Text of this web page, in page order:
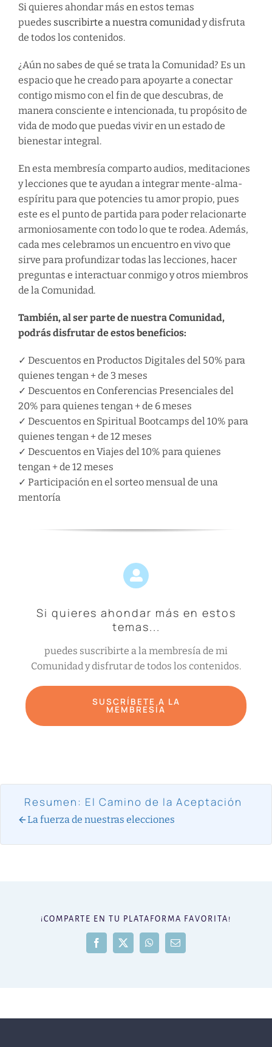
Si quieres ahondar más en estos temas
puedes suscribirte a nuestra comunidady disfruta
de todos los contenidos.
¿Aún no sabes de qué se trata la Comunidad? Es un
espacio que he creado para apoyarte a conectar
contigo mismo con el fin de que descubras, de
manera consciente e intencionada, tu propósito de
vida de modo que puedas vivir en un estado de
bienestar integral.
En esta membresía comparto audios, meditaciones
y lecciones que te ayudan a integrar mente-alma-
espíritu para que potencies tu amor propio, pues
este es el punto de partida para poder relacionarte
armoniosamente con todo lo que te rodea. Además,
cada mes celebramos un encuentro en vivo que
sirve para profundizar todas las lecciones, hacer
preguntas e interactuar conmigo y otros miembros
de la Comunidad.
También, al ser parte de nuestra Comunidad,
podrás disfrutar de estos beneficios:
✓ Descuentos en Productos Digitales del 50% para
quienes tengan + de 3 meses
✓ Descuentos en Conferencias Presenciales del
20% para quienes tengan + de 6 meses
✓ Descuentos en Spiritual Bootcamps del 10% para
quienes tengan + de 12 meses
✓ Descuentos en Viajes del 10% para quienes
tengan + de 12 meses
✓ Participación en el sorteo mensual de una
mentoría
Si quieres ahondar más en estos
temas...
puedes suscribirte a la membresía de mi
Comunidad y disfrutar de todos los contenidos.
SUSCRÍBETE A LA
MEMBRESÍA
Resumen: El Camino de la Aceptación
La fuerza de nuestras elecciones
¡COMPARTE EN TU PLATAFORMA FAVORITA!
Facebook
X WhatsAppCorreo